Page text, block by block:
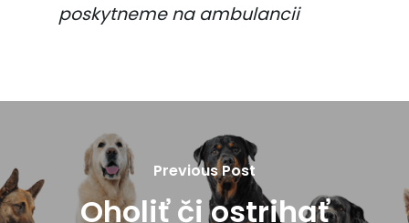
poskytneme na ambulancii
Previous Post
Oholiť či ostrihať